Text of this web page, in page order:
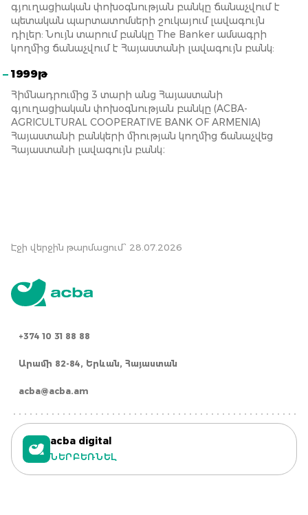
գյուղացիական փոխօգնության բանկը ճանաչվում է
պետական պարտատոմսերի շուկայում լավագույն
դիլեր: Նույն տարում բանկը The Banker ամսագրի
կողմից ճանաչվում է Հայաստանի լավագույն բանկ:
1999թ
Հիմնադրումից 3 տարի անց Հայաստանի
գյուղացիական փոխօգնության բանկը (ACBA-
AGRICULTURAL COOPERATIVE BANK OF ARMENIA)
Հայաստանի բանկերի միության կողմից ճանաչվեց
Հայաստանի լավագույն բանկ։
Էջի վերջին թարմացում՝ 28.07.2026
+374 10 31 88 88
Արամի 82-84, Երևան, Հայաստան
acba@acba.am
acba digital
ՆԵՐԲԵՌՆԵԼ